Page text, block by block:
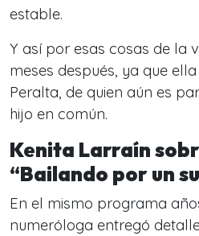
estable.
Y así por esas cosas de la
meses después, ya que
Peralta, de quien aún es
hijo en común.
Kenita Larraín
“Bailando por un
En el mismo programa
numeróloga entregó